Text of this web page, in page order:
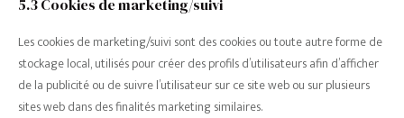
5.3 Cookies de marketing/suivi
Les cookies de marketing/suivi sont des cookies ou toute autre forme de
stockage local, utilisés pour créer des profils d’utilisateurs afin d’afficher
de la publicité ou de suivre l’utilisateur sur ce site web ou sur plusieurs
sites web dans des finalités marketing similaires.